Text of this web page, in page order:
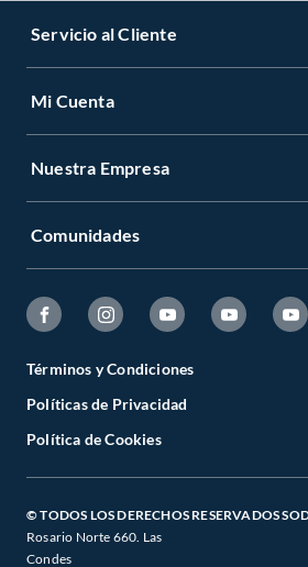
Servicio al Cliente
Mi Cuenta
Nuestra Empresa
Comunidades
Términos y Condiciones
Políticas de Privacidad
Política de Cookies
© TODOS LOS DERECHOS RESERVADOS
Rosario Norte 660. Las
Condes